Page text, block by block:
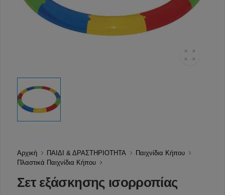
Αρχική ΠΑΙΔΙ & ΔΡΑΣΤΗΡΙΟΤΗΤΑ
Παιχνίδια Κήπου
Πλαστικά Παιχνίδια Κήπου
Σετ εξάσκησης ισορροπίας